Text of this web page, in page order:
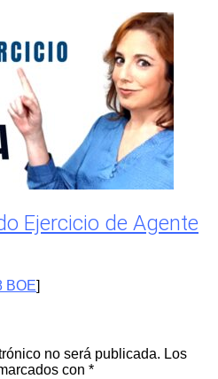
Ejercicio de Agente
BOE]
no será publicada. Los
con *